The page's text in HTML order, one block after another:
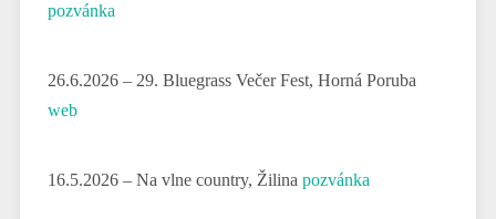
pozvánka
26.6.2026 – 29. Bluegrass Večer Fest, Horná Poruba
web
16.5.2026 – Na vlne country, Žilina pozvánka